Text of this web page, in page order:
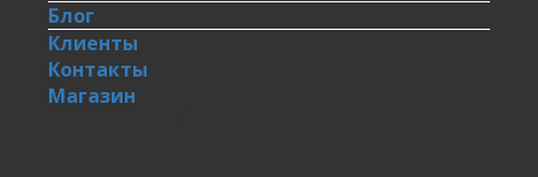
Блог
Клиенты
Контакты
Магазин